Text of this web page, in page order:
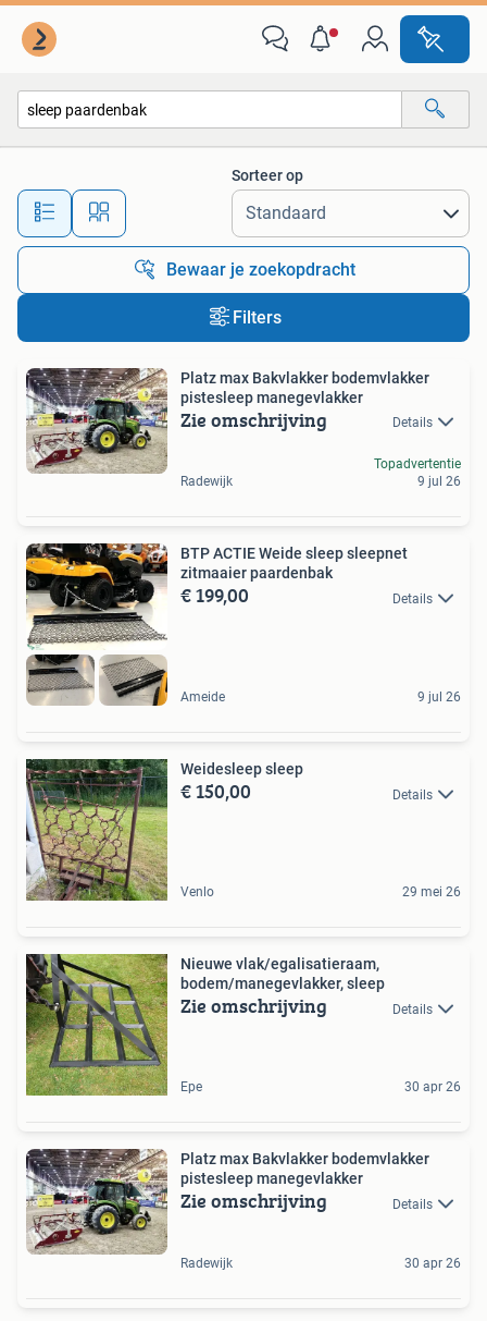
Alle afstanden…
Sorteer op
Bewaar je zoekopdracht
Filters
Platz max Bakvlakker bodemvlakker
pistesleep manegevlakker
Zie omschrijving Details
Radewijk
Topadvertentie
9 jul 26
BTP ACTIE Weide sleep sleepnet
zitmaaier paardenbak
€ 199,00 Details
Ameide 9 jul 26
Weidesleep sleep
€ 150,00 Details
Venlo 29 mei 26
Nieuwe vlak/egalisatieraam,
bodem/manegevlakker, sleep
Zie omschrijving Details
Epe 30 apr 26
Platz max Bakvlakker bodemvlakker
pistesleep manegevlakker
Zie omschrijving Details
Radewijk 30 apr 26